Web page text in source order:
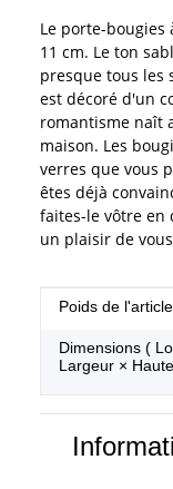
Le porte-bougies
11 cm. Le ton
presque tous les
est décoré d'un
romantisme naît
maison. Les
verres que vous
êtes déjà
faites-le vôtre en
un plaisir de
Poids de
Dimensions (
Largeur ×